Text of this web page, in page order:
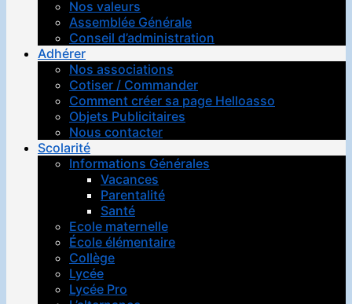
Nos valeurs
Assemblée Générale
Conseil d’administration
Adhérer
Nos associations
Cotiser / Commander
Comment créer sa page Helloasso
Objets Publicitaires
Nous contacter
Scolarité
Informations Générales
Vacances
Parentalité
Santé
Ecole maternelle
École élémentaire
Collège
Lycée
Lycée Pro